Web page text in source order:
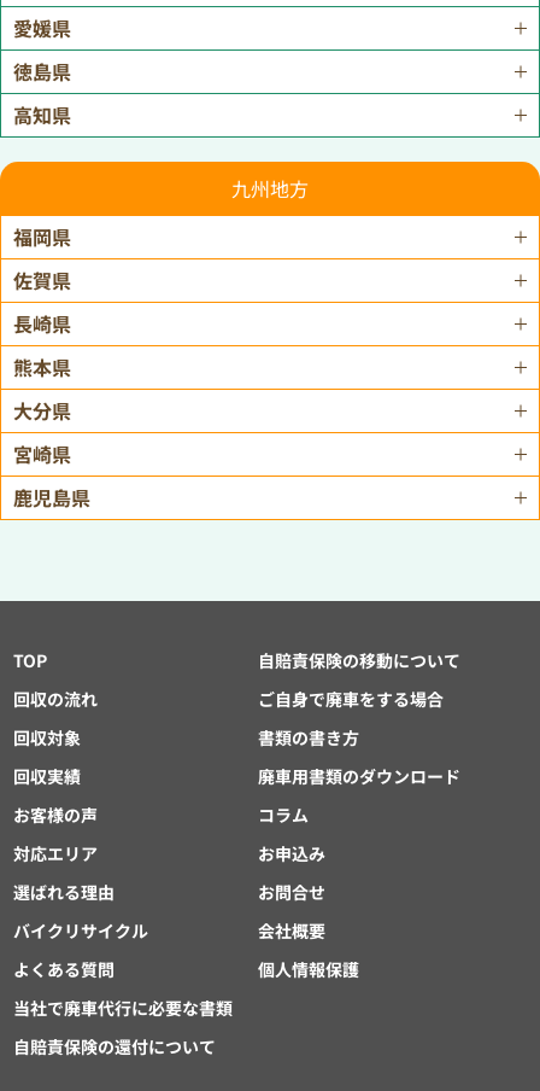
愛媛県
徳島県
高知県
九州地方
福岡県
佐賀県
長崎県
熊本県
大分県
宮崎県
鹿児島県
TOP
回収の流れ
回収対象
回収実績
お客様の声
対応エリア
選ばれる理由
バイクリサイクル
よくある質問
当社で廃車代行に必要な書類
自賠責保険の還付について
自賠責保険の移動について
ご自身で廃車をする場合
書類の書き方
廃車用書類のダウンロード
コラム
お申込み
お問合せ
会社概要
個人情報保護